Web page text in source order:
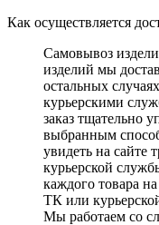
Как осуществляется
Самовывоз
изделий мы
остальных
курьерскими
заказ тщательно
выбранным
увидеть на сайте
курьерской
каждого товара
ТК или
Мы работаем со